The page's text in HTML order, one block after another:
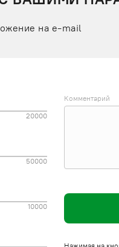
на e-mail
20000
50000
10000
Комментарий